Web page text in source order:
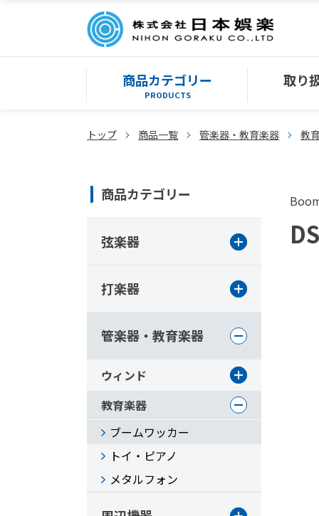
商品カテゴリー
PRODUCTS
取り
トップ 商品一覧 管楽器・教育楽器 教
商品カテゴリー
弦楽器
打楽器
管楽器・教育楽器
ウィンド
教育楽器
ブームワッカー
トイ・ピアノ
メタルフォン